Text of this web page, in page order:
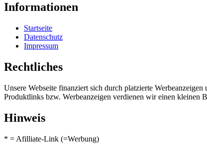
Informationen
Startseite
Datenschutz
Impressum
Rechtliches
Unsere Webseite finanziert sich durch platzierte
Produktlinks bzw. Werbeanzeigen verdienen wir einen kleinen
Hinweis
* = Afilliate-Link (=Werbung)